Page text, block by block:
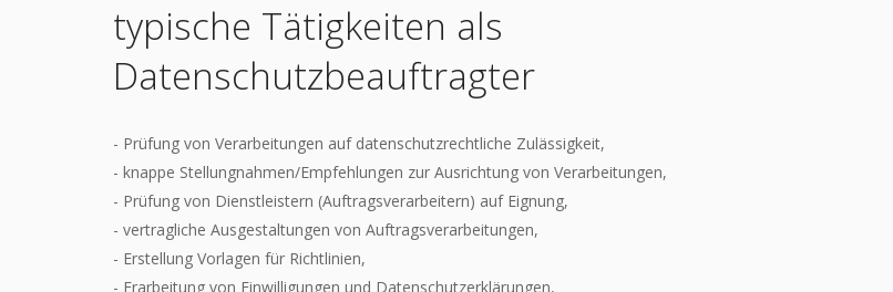
typische Tätigkeiten als
Datenschutzbeauftragter
- Prüfung von Verarbeitungen auf datenschutzrechtliche Zulässigkeit,
- knappe Stellungnahmen/Empfehlungen zur Ausrichtung von Verarbeitungen,
- Prüfung von Dienstleistern (Auftragsverarbeitern) auf Eignung,
- vertragliche Ausgestaltungen von Auftragsverarbeitungen,
- Erstellung Vorlagen für Richtlinien,
- Erarbeitung von Einwilligungen und Datenschutzerklärungen,